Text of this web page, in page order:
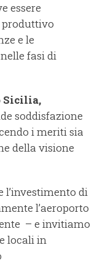
essere
produttivo
e le
fasi di
Sicilia,
soddisfazione
i meriti sia
della visione
l’investimento di
l’aeroporto
– e invitiamo
locali in